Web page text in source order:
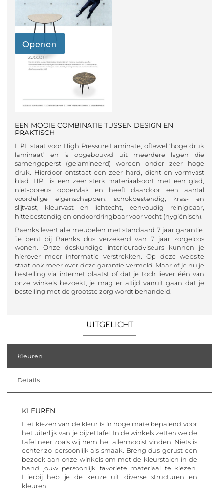
EEN MOOIE COMBINATIE TUSSEN DESIGN EN
PRAKTISCH
HPL staat voor High Pressure Laminate, oftewel ‘hoge druk
laminaat’ en is opgebouwd uit meerdere lagen die
samengeperst (gelamineerd) worden onder zeer hoge
druk. Hierdoor ontstaat een zeer hard, dicht en vormvast
blad. HPL is een zeer sterk materiaalsoort met een glad,
niet-poreus oppervlak en heeft daardoor een aantal
voordelige eigenschappen: schokbestendig, kras- en
slijtvast, kleurvast en lichtecht, eenvoudig reinigbaar,
hittebestendig en ondoordringbaar voor vocht (hygiënisch).
Baenks levert alle meubelen met standaard 7 jaar garantie.
Je bent bij Baenks dus verzekerd van 7 jaar zorgeloos
wonen. Onze deskundige interieuradviseurs kunnen je
hierover meer informatie verstrekken. Op deze website
staat ook meer over deze garantie vermeld. Maar of je nu je
bestelling via internet plaatst of dat je toch liever één van
onze winkels bezoekt, je mag er altijd vanuit gaan dat je
bestelling met de grootste zorg wordt behandeld.
UITGELICHT
Kleuren
Details
KLEUREN
Het kiezen van de kleur is in hoge mate bepalend voor
het uiterlijk van je bijzettafel. In de winkels zetten we de
tafel neer zoals wij hem het allermooist vinden. Niets is
echter zo persoonlijk als smaak. Breng dus gerust een
bezoek aan onze winkels om met de kleurstalen in de
hand jouw persoonlijk favoriete materiaal te kiezen.
Hierbij heb je de keuze uit diverse structuren en
kleuren.